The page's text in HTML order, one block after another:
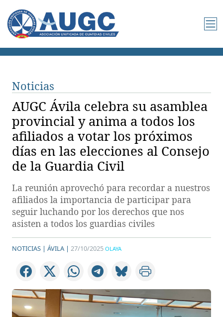
Noticias
AUGC Ávila celebra su asamblea
provincial y anima a todos los
afiliados a votar los próximos
días en las elecciones al Consejo
de la Guardia Civil
La reunión aprovechó para recordar a nuestros
afiliados la importancia de participar para
seguir luchando por los derechos que nos
asisten a todos los guardias civiles
NOTICIAS | ÁVILA | 27/10/2025 OLAYA